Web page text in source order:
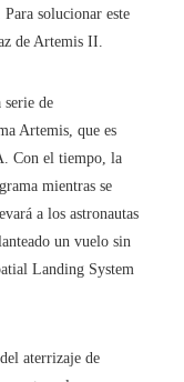
solucionar este
de Artemis II.
serie de
Artemis, que es
Con el tiempo, la
mientras se
a los astronautas
un vuelo sin
Landing System
aterrizaje de